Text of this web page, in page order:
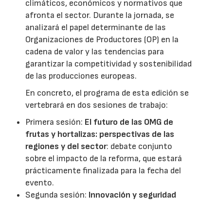
climáticos, económicos y normativos que
afronta el sector. Durante la jornada, se
analizará el papel determinante de las
Organizaciones de Productores (OP) en la
cadena de valor y las tendencias para
garantizar la competitividad y sostenibilidad
de las producciones europeas.
En concreto, el programa de esta edición se
vertebrará en dos sesiones de trabajo:
Primera sesión: El futuro de las OMG de
frutas y hortalizas: perspectivas de las
regiones y del sector: debate conjunto
sobre el impacto de la reforma, que estará
prácticamente finalizada para la fecha del
evento.
Segunda sesión: Innovación y seguridad